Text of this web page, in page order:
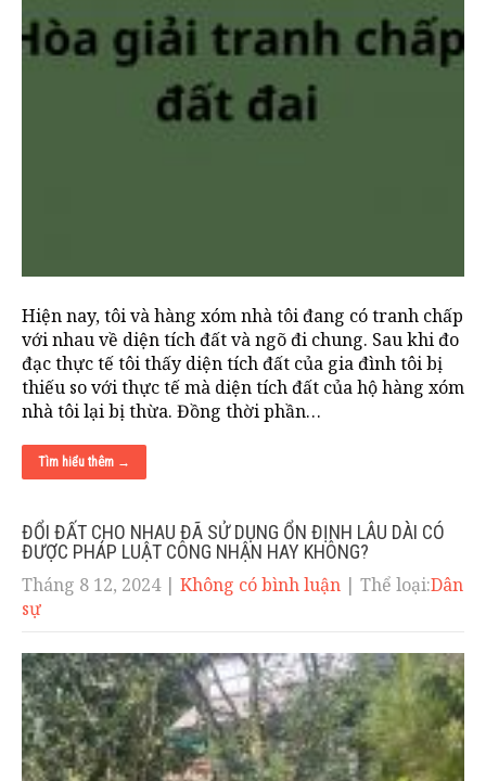
Hiện nay, tôi và hàng xóm nhà tôi đang có tranh chấp
với nhau về diện tích đất và ngõ đi chung. Sau khi đo
đạc thực tế tôi thấy diện tích đất của gia đình tôi bị
thiếu so với thực tế mà diện tích đất của hộ hàng xóm
nhà tôi lại bị thừa. Đồng thời phần…
Tìm hiểu thêm →
ĐỔI ĐẤT CHO NHAU ĐÃ SỬ DỤNG ỔN ĐỊNH LÂU DÀI CÓ
ĐƯỢC PHÁP LUẬT CÔNG NHẬN HAY KHÔNG?
Tháng 8 12, 2024 | Không có bình luận | Thể loại:Dân
sự